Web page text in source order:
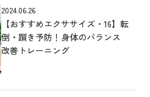
2024.06.26
【おすすめエクササイズ・16】転
倒・躓き予防！身体のバランス
改善トレーニング